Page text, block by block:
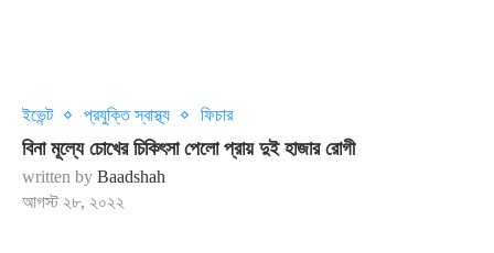
ইভেন্ট প্রযুক্তি স্বাস্থ্য ফিচার
বিনা মূল্যে চোখের চিকিৎসা পেলো প্রায় দুই হাজার রোগী
written by Baadshah
আগস্ট ২৮, ২০২২